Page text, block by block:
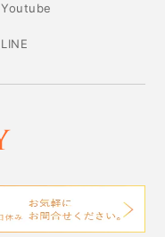
Youtube
LINE